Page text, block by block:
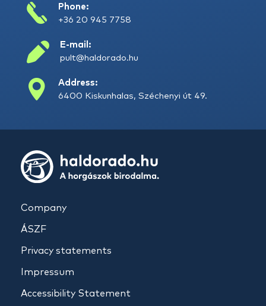
Phone:
+36 20 945 7758
E-mail:
pult@haldorado.hu
Address:
6400 Kiskunhalas, Széchenyi út 49.
Company
ÁSZF
Privacy statements
Impressum
Accessibility Statement